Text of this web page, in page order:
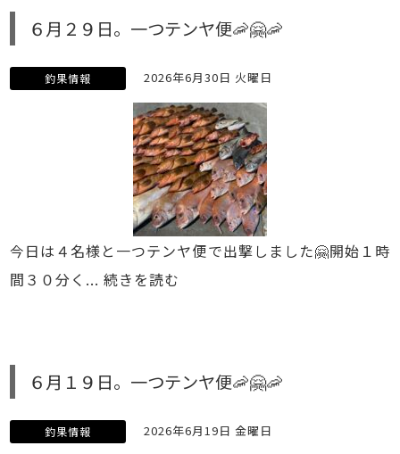
６月２９日。一つテンヤ便🦐🤗🦐
釣果情報 2026年6月30日 火曜日
今日は４名様と一つテンヤ便で出撃しました🤗開始１時
間３０分く...続きを読む
６月１９日。一つテンヤ便🦐🤗🦐
釣果情報 2026年6月19日 金曜日